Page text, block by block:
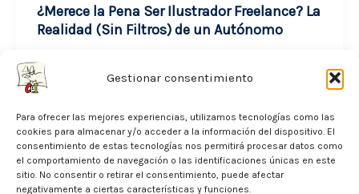
Gestionar consentimiento
Para ofrecer las mejores experiencias, utilizamos tecnologías como las
cookies para almacenar y/o acceder a la información del dispositivo. El
consentimiento de estas tecnologías nos permitirá procesar datos como
el comportamiento de navegación o las identificaciones únicas en este
sitio. No consentir o retirar el consentimiento, puede afectar
negativamente a ciertas características y funciones.
¿Merece la Pena Ser Ilustrador Freelance? La
Realidad (Sin Filtros) de un Autónomo
noviembre 24, 2025
Cuando alguien me pregunta si merece la
pena ser ilustrador freelance, mi respuesta
siempre es la misma: sí, pero solo […]
¿Merece
Leer entrada »